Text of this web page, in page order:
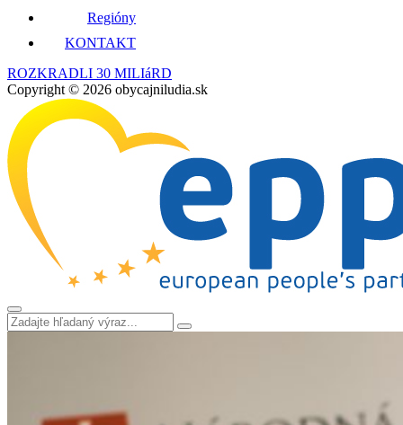
Regióny
KONTAKT
ROZKRADLI 30 MILIáRD
Copyright © 2026 obycajniludia.sk